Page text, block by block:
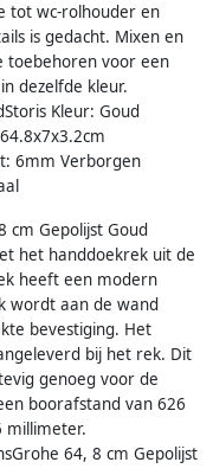
tot wc-rolhouder en
is gedacht. Mixen en
toebehoren voor een
dezelfde kleur.
Kleur: Goud
6mm Verborgen
cm Gepolijst Goud
het handdoekrek uit de
heeft een modern
wordt aan de wand
bevestiging. Het
bij het rek. Dit
genoeg voor de
boorafstand van 626
millimeter.
64, 8 cm Gepolijst